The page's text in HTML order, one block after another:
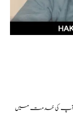
آپ کی خدمت میں